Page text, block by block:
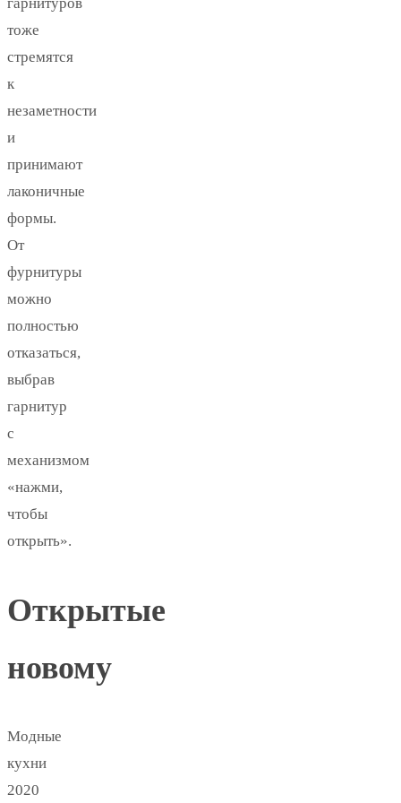
тоже
стремятся
к
незаметности
и
принимают
лаконичные
формы.
От
фурнитуры
можно
полностью
отказаться,
выбрав
гарнитур
с
механизмом
«нажми,
чтобы
открыть».
Открытые
новому
Модные
кухни
2020